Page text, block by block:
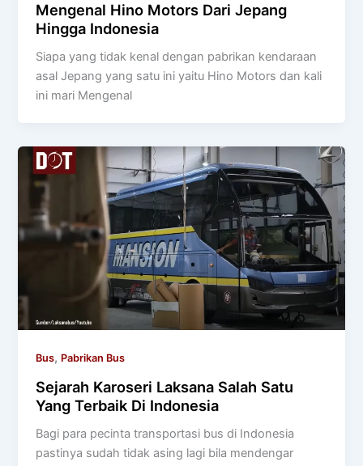
Mengenal Hino Motors Dari Jepang
Hingga Indonesia
Siapa yang tidak kenal dengan pabrikan kendaraan
asal Jepang yang satu ini yaitu Hino Motors dan kali
ini mari Mengenal
Bus, Pabrikan Bus
Sejarah Karoseri Laksana Salah Satu
Yang Terbaik Di Indonesia
Bagi para pecinta transportasi bus di Indonesia
pastinya sudah tidak asing lagi bila mendengar